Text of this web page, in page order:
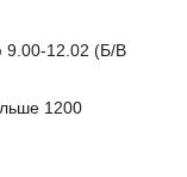
9.00-12.02 (Б/В
1200